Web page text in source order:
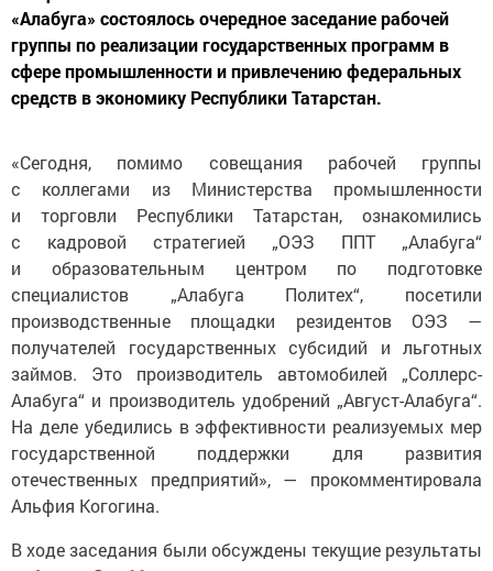
«Алабуга» состоялось очередное заседание рабочей
группы по реализации государственных программ в
сфере промышленности и привлечению федеральных
средств в экономику Республики Татарстан.
«Сегодня, помимо совещания рабочей группы
с коллегами из Министерства промышленности
и торговли Республики Татарстан, ознакомились
с кадровой стратегией „ОЭЗ ППТ „Алабуга“
и образовательным центром по подготовке
специалистов „Алабуга Политех“, посетили
производственные площадки резидентов ОЭЗ —
получателей государственных субсидий и льготных
займов. Это производитель автомобилей „Соллерс-
Алабуга“ и производитель удобрений „Август-Алабуга“.
На деле убедились в эффективности реализуемых мер
государственной поддержки для развития
отечественных предприятий», — прокомментировала
Альфия Когогина.
В ходе заседания были обсуждены текущие результаты